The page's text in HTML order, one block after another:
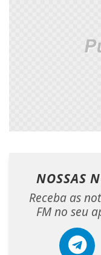
NOSSAS
Receba as
FM no seu